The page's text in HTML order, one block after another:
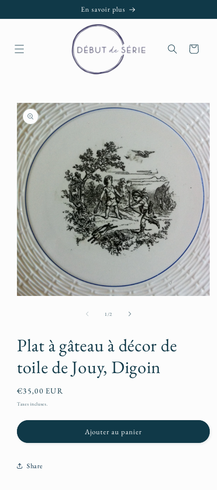
En savoir plus
Panier
Passer aux
informations
produits
fenêtre
modale
1/de2
Plat à gâteau à décor de
toile de Jouy, Digoin
Prix
habituel
€35,00 EUR
Taxes incluses.
Ajouter au panier
Share